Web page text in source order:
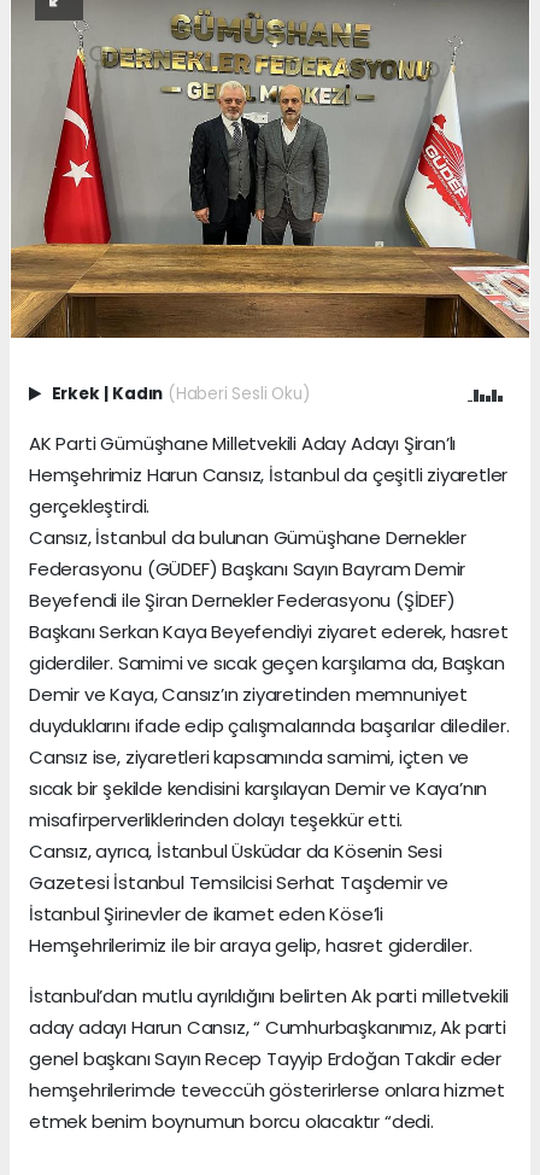
Erkek | Kadın (Haberi Sesli Oku)
AK Parti Gümüşhane Milletvekili Aday Adayı Şiran’lı
Hemşehrimiz Harun Cansız, İstanbul da çeşitli ziyaretler
gerçekleştirdi.
Cansız, İstanbul da bulunan Gümüşhane Dernekler
Federasyonu (GÜDEF) Başkanı Sayın Bayram Demir
Beyefendi ile Şiran Dernekler Federasyonu (ŞİDEF)
Başkanı Serkan Kaya Beyefendiyi ziyaret ederek, hasret
giderdiler. Samimi ve sıcak geçen karşılama da, Başkan
Demir ve Kaya, Cansız’ın ziyaretinden memnuniyet
duyduklarını ifade edip çalışmalarında başarılar dilediler.
Cansız ise, ziyaretleri kapsamında samimi, içten ve
sıcak bir şekilde kendisini karşılayan Demir ve Kaya’nın
misafirperverliklerinden dolayı teşekkür etti.
Cansız, ayrıca, İstanbul Üsküdar da Kösenin Sesi
Gazetesi İstanbul Temsilcisi Serhat Taşdemir ve
İstanbul Şirinevler de ikamet eden Köse’li
Hemşehrilerimiz ile bir araya gelip, hasret giderdiler.
İstanbul’dan mutlu ayrıldığını belirten Ak parti milletvekili
aday adayı Harun Cansız, “ Cumhurbaşkanımız, Ak parti
genel başkanı Sayın Recep Tayyip Erdoğan Takdir eder
hemşehrilerimde teveccüh gösterirlerse onlara hizmet
etmek benim boynumun borcu olacaktır “dedi.